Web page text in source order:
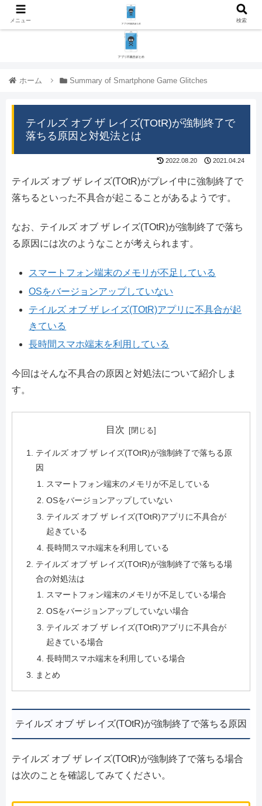
ホーム Summary of Smartphone Game Glitches
テイルズ オブ ザ レイズ(TOtR)が強制終了で
落ちる原因と対処法とは
2022.08.20 2021.04.24
テイルズ オブ ザ レイズ(TOtR)がプレイ中に強制終了で
落ちるといった不具合が起こることがあるようです。
なお、テイルズ オブ ザ レイズ(TOtR)が強制終了で落ち
る原因には次のようなことが考えられます。
スマートフォン端末のメモリが不足している
OSをバージョンアップしていない
テイルズ オブ ザ レイズ(TOtR)アプリに不具合が起
きている
長時間スマホ端末を利用している
今回はそんな不具合の原因と対処法について紹介しま
す。
目次
テイルズ オブ ザ レイズ(TOtR)が強制終了で落ちる原
因
スマートフォン端末のメモリが不足している
OSをバージョンアップしていない
テイルズ オブ ザ レイズ(TOtR)アプリに不具合が
起きている
長時間スマホ端末を利用している
テイルズ オブ ザ レイズ(TOtR)が強制終了で落ちる場
合の対処法は
スマートフォン端末のメモリが不足している場合
OSをバージョンアップしていない場合
テイルズ オブ ザ レイズ(TOtR)アプリに不具合が
起きている場合
長時間スマホ端末を利用している場合
まとめ
テイルズ オブ ザ レイズ(TOtR)が強制終了で落ちる原因
テイルズ オブ ザ レイズ(TOtR)が強制終了で落ちる場合
は次のことを確認してみてください。
メニュー 検索